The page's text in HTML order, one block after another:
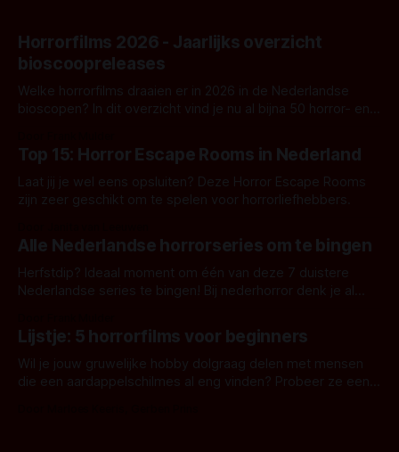
Horrorfilms 2026 - Jaarlijks overzicht
bioscoopreleases
Welke horrorfilms draaien er in 2026 in de Nederlandse
bioscopen? In dit overzicht vind je nu al bijna 50 horror- en
Top 15: Horror Escape Rooms in Nederland
Laat jij je wel eens opsluiten? Deze Horror Escape Rooms
zijn zeer geschikt om te spelen voor horrorliefhebbers.
Alle Nederlandse horrorseries om te bingen
Herfstdip? Ideaal moment om één van deze 7 duistere
Nederlandse series te bingen! Bij nederhorror denk je al
Amsterdamned of The Johnsons. Maar Nederlandse horror
is niet beperkt tot films. Hier een aantal Nederlandse tv-
series uit het duistere of horrorgenre. Als
Lijstje: 5 horrorfilms voor beginners
Wil je jouw gruwelijke hobby dolgraag delen met mensen
die een aardappelschilmes al eng vinden? Probeer ze eens